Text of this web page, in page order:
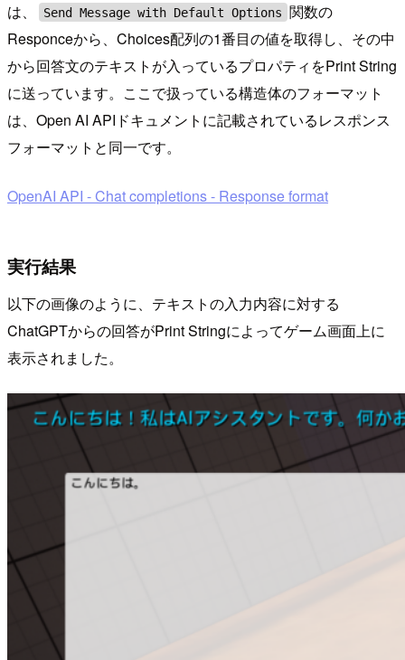
は、
Send Message with Default Options 関数の
Responceから、Choices配列の1番目の値を取得し、その中
から回答文のテキストが入っているプロパティをPrint String
に送っています。ここで扱っている構造体のフォーマット
は、Open AI APIドキュメントに記載されているレスポンス
フォーマットと同一です。
OpenAI API - Chat completions - Response format
実行結果
以下の画像のように、テキストの入力内容に対する
ChatGPTからの回答がPrint Stringによってゲーム画面上に
表示されました。